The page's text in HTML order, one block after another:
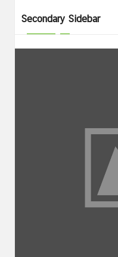
Secondary Sidebar